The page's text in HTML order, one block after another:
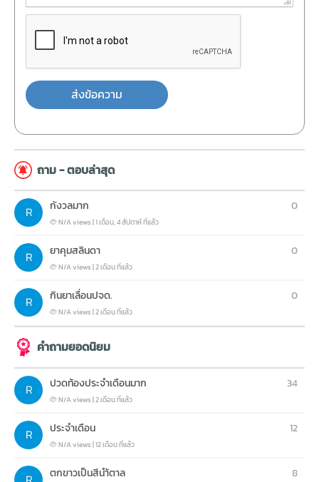
ส่งข้อความ
ถาม - ตอบล่าสุด
0
กังวลมาก
N/A views |1 เดือน, 4 สัปดาห์ ที่แล้ว
0
ยาคุมสลินดา
N/A views |2 เดือน ที่แล้ว
0
กินยาเลื่อนปจด.
N/A views |2 เดือน ที่แล้ว
คำถามยอดนิยม
34
ปวดท้องประจำเดือนมาก
N/A views |2 เดือน ที่แล้ว
12
ประจำเดือน
N/A views |12 เดือน ที่แล้ว
8
ตกขาวเป็นสีนำ้ตาล